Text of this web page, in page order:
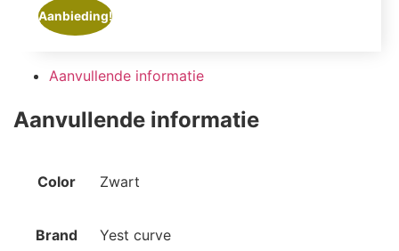
Aanbieding!
Aanvullende informatie
Aanvullende informatie
Color Zwart
Brand Yest curve